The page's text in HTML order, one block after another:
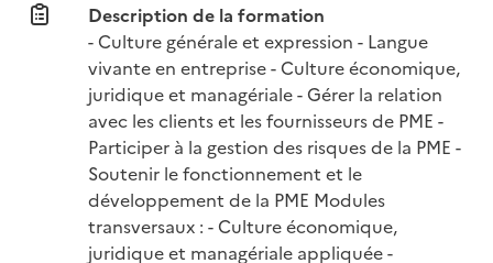
Description de la formation
- Culture générale et expression - Langue
vivante en entreprise - Culture économique,
juridique et managériale - Gérer la relation
avec les clients et les fournisseurs de PME -
Participer à la gestion des risques de la PME -
Soutenir le fonctionnement et le
développement de la PME Modules
transversaux : - Culture économique,
juridique et managériale appliquée -